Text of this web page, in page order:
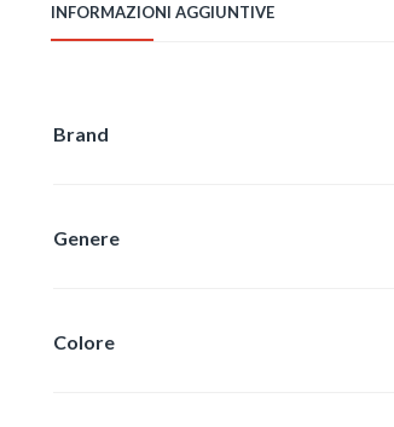
INFORMAZIONI AGGIUNTIVE
Brand
Genere
Colore